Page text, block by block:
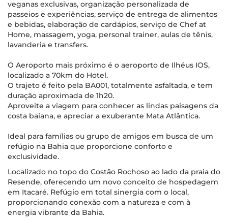
veganas exclusivas, organização personalizada de
passeios e experiências, serviço de entrega de alimentos
e bebidas, elaboração de cardápios, serviço de Chef at
Home, massagem, yoga, personal trainer, aulas de tênis,
lavanderia e transfers.
O Aeroporto mais próximo é o aeroporto de Ilhéus IOS,
localizado a 70km do Hotel.
O trajeto é feito pela BA001, totalmente asfaltada, e tem
duração aproximada de 1h20.
Aproveite a viagem para conhecer as lindas paisagens da
costa baiana, e apreciar a exuberante Mata Atlântica.
Ideal para famílias ou grupo de amigos em busca de um
refúgio na Bahia que proporcione conforto e
exclusividade.
Localizado no topo do Costão Rochoso ao lado da praia do
Resende, oferecendo um novo conceito de hospedagem
em Itacaré. Refúgio em total sinergia com o local,
proporcionando conexão com a natureza e com à
energia vibrante da Bahia.